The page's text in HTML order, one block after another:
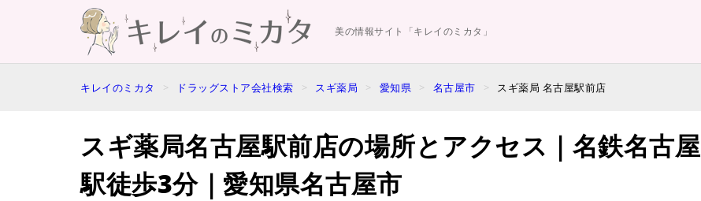
美の情報サイト「キレイのミカタ」
キレイのミカタ ドラッグストア会社検索 スギ薬局 愛知県 名古屋市 スギ薬局 名古屋駅前店
スギ薬局名古屋駅前店の場所とアクセス｜名鉄名古屋
駅徒歩3分｜愛知県名古屋市